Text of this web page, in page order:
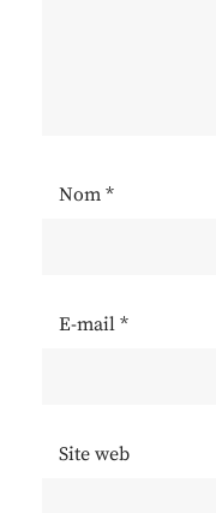
Nom *
E-mail *
Site web